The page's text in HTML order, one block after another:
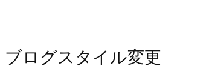
ログスタイル変更